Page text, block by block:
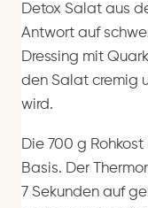
Detox Salat aus
Antwort auf
Dressing mit
den Salat cremig
wird.
Die 700 g
Basis. Der
7 Sekunden auf